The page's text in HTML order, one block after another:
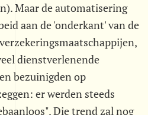
Maar de automatisering
aan de 'onderkant' van de
dienstverlenende
bezuinigden op
er werden steeds
Die trend zal nog